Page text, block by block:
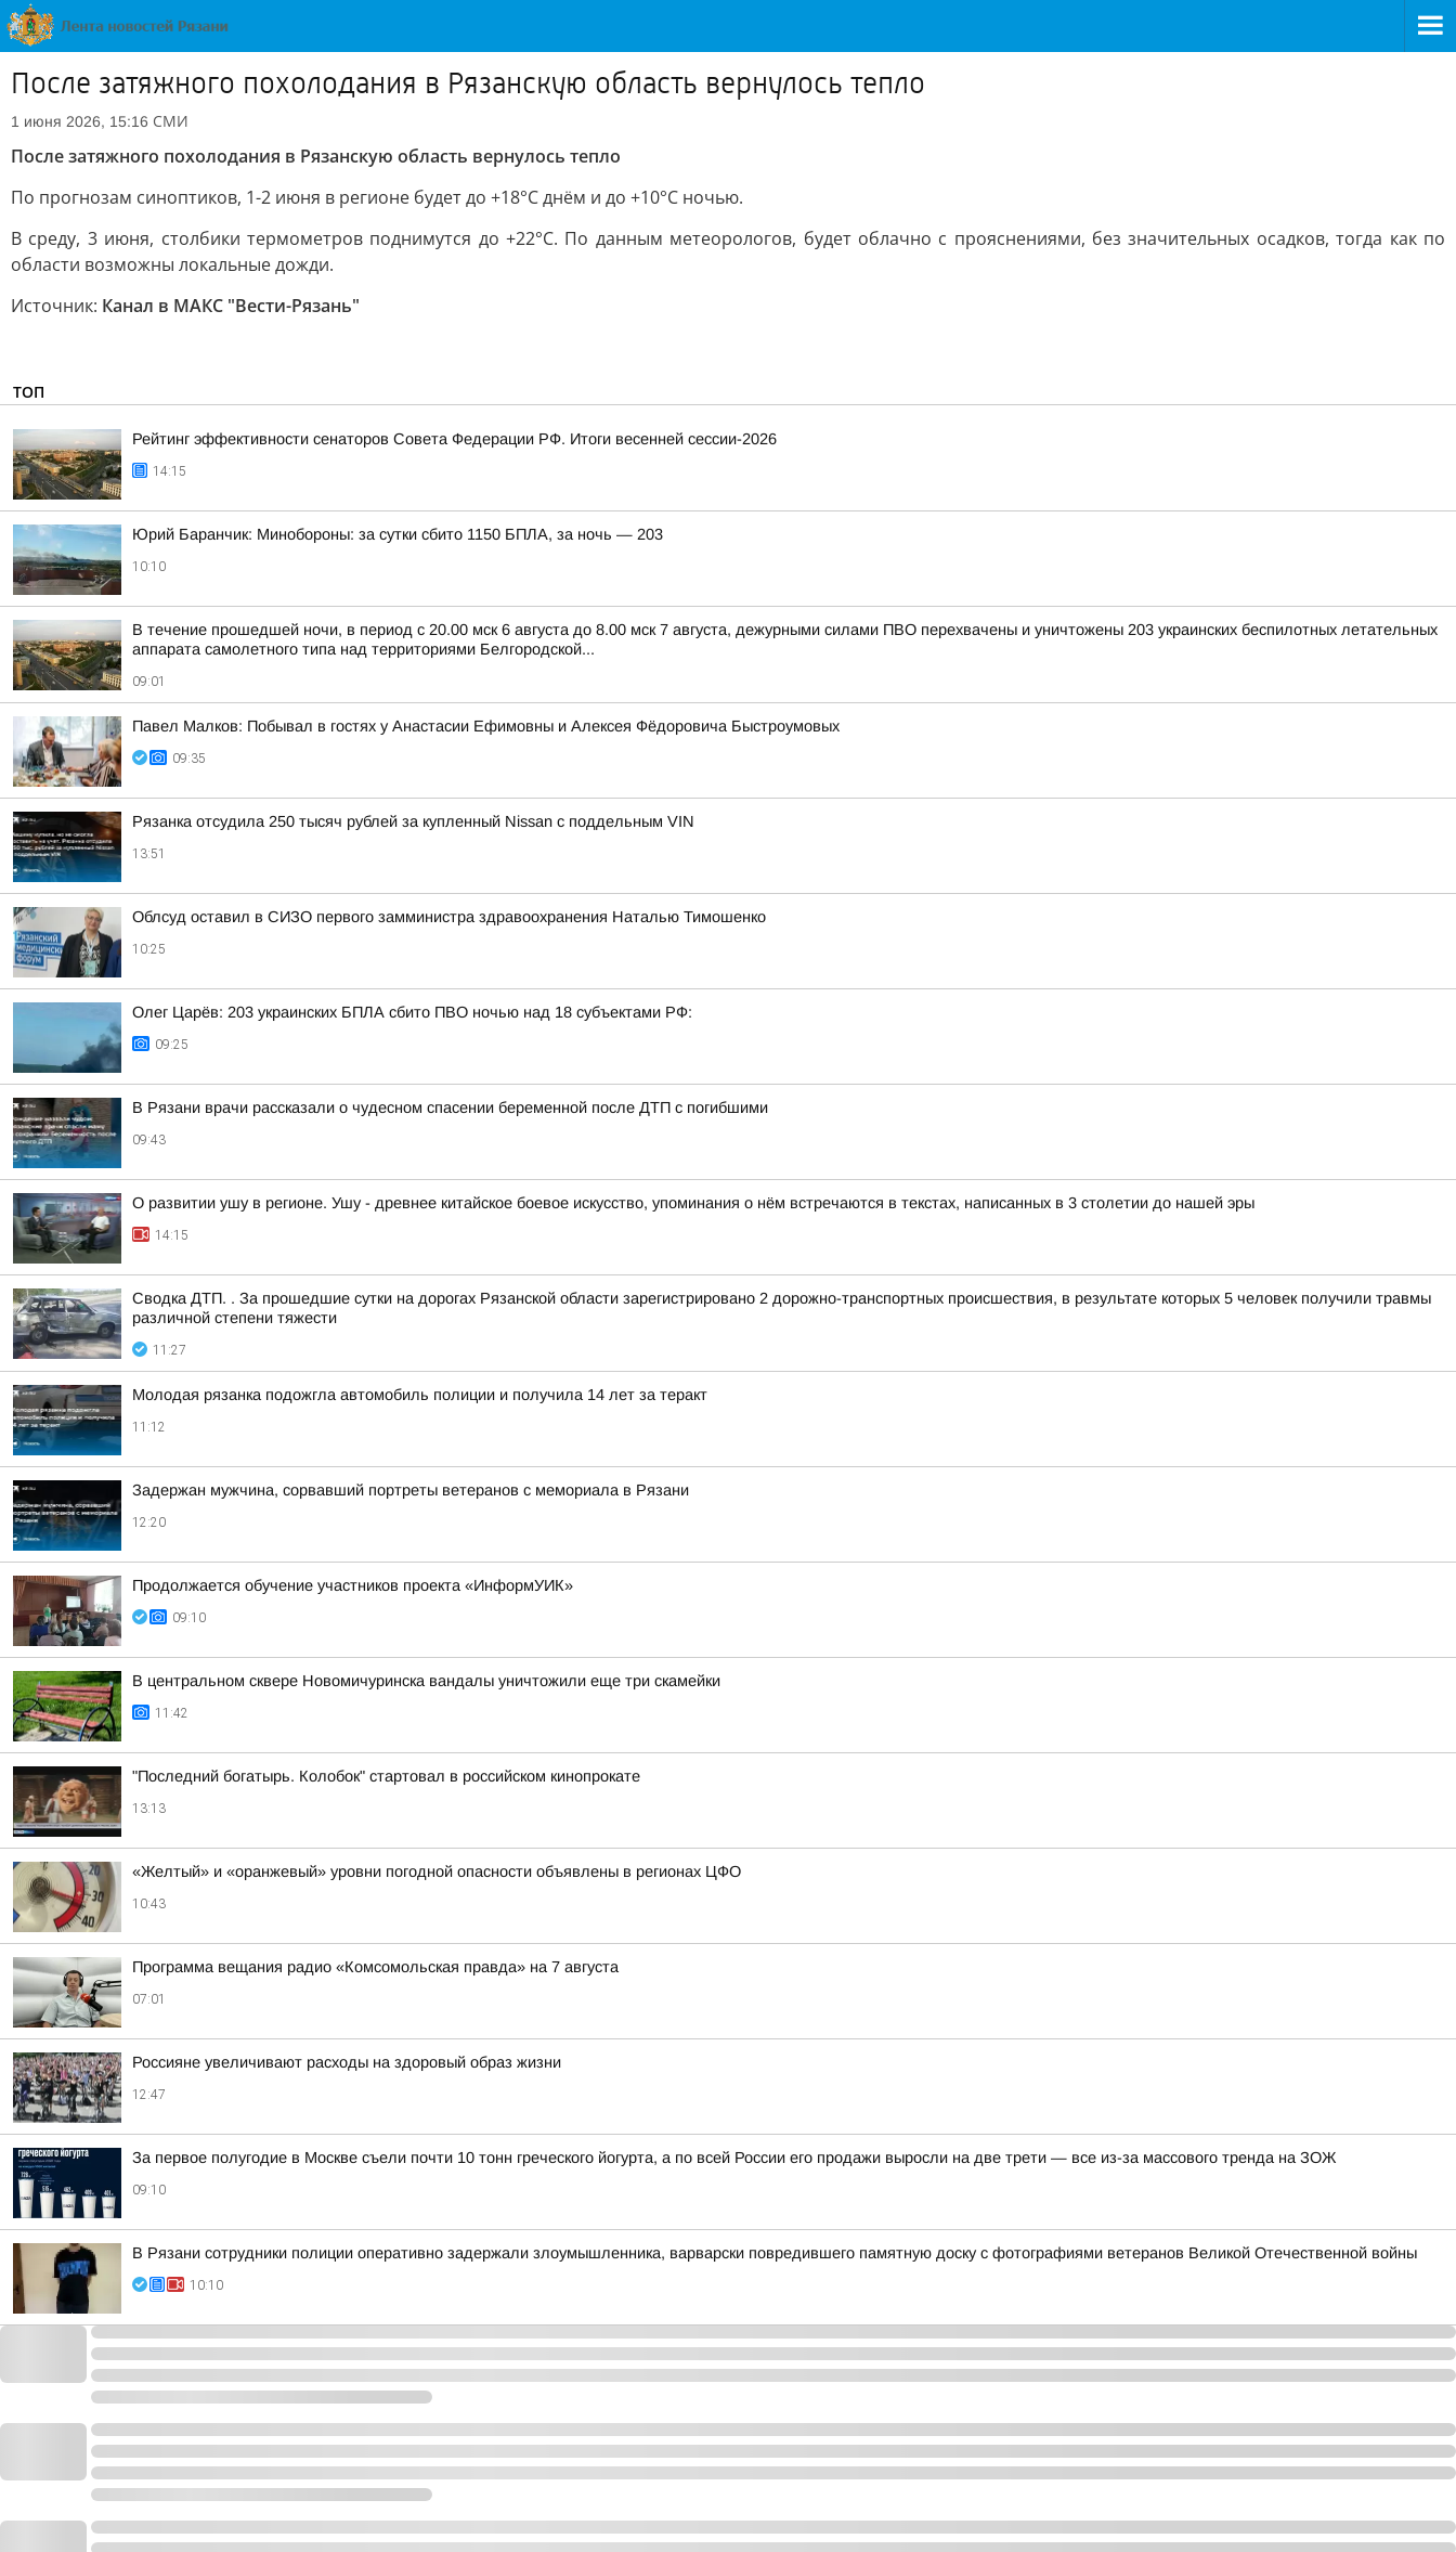
После затяжного похолодания в Рязанскую область вернулось тепло
1 июня 2026, 15:16 СМИ
После затяжного похолодания в Рязанскую область вернулось тепло
По прогнозам синоптиков, 1-2 июня в регионе будет до +18°C днём и до +10°C ночью.
В среду, 3 июня, столбики термометров поднимутся до +22°C. По данным метеорологов, будет облачно с прояснениями, без значительных осадков, тогда как по
области возможны локальные дожди.
Источник: Канал в МАКС "Вести-Рязань"
ТОП
Рейтинг эффективности сенаторов Совета Федерации РФ. Итоги весенней сессии-2026
14:15
Юрий Баранчик: Минобороны: за сутки сбито 1150 БПЛА, за ночь — 203
10:10
В течение прошедшей ночи, в период с 20.00 мск 6 августа до 8.00 мск 7 августа, дежурными силами ПВО перехвачены и уничтожены 203 украинских беспилотных летательных
аппарата самолетного типа над территориями Белгородской...
09:01
Павел Малков: Побывал в гостях у Анастасии Ефимовны и Алексея Фёдоровича Быстроумовых
09:35
Рязанка отсудила 250 тысяч рублей за купленный Nissan с поддельным VIN
13:51
Облсуд оставил в СИЗО первого замминистра здравоохранения Наталью Тимошенко
10:25
Олег Царёв: 203 украинских БПЛА сбито ПВО ночью над 18 субъектами РФ:
09:25
В Рязани врачи рассказали о чудесном спасении беременной после ДТП с погибшими
09:43
О развитии ушу в регионе. Ушу - древнее китайское боевое искусство, упоминания о нём встречаются в текстах, написанных в 3 столетии до нашей эры
14:15
Сводка ДТП. . За прошедшие сутки на дорогах Рязанской области зарегистрировано 2 дорожно-транспортных происшествия, в результате которых 5 человек получили травмы
различной степени тяжести
11:27
Молодая рязанка подожгла автомобиль полиции и получила 14 лет за теракт
11:12
Задержан мужчина, сорвавший портреты ветеранов с мемориала в Рязани
12:20
Продолжается обучение участников проекта «ИнформУИК»
09:10
В центральном сквере Новомичуринска вандалы уничтожили еще три скамейки
11:42
"Последний богатырь. Колобок" стартовал в российском кинопрокате
13:13
«Желтый» и «оранжевый» уровни погодной опасности объявлены в регионах ЦФО
10:43
Программа вещания радио «Комсомольская правда» на 7 августа
07:01
Россияне увеличивают расходы на здоровый образ жизни
12:47
За первое полугодие в Москве съели почти 10 тонн греческого йогурта, а по всей России его продажи выросли на две трети — все из-за массового тренда на ЗОЖ
09:10
В Рязани сотрудники полиции оперативно задержали злоумышленника, варварски повредившего памятную доску с фотографиями ветеранов Великой Отечественной войны
10:10